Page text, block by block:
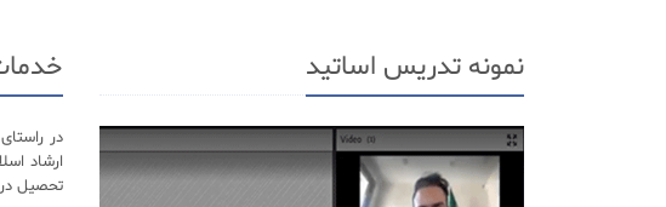
نمونه تدریس اساتید
در
ارشاد
تحصیل در